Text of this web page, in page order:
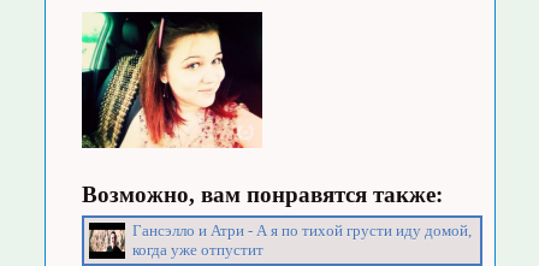
Возможно, вам понравятся также:
Гансэлло и Атри - А я по тихой грусти иду домой,
когда уже отпустит